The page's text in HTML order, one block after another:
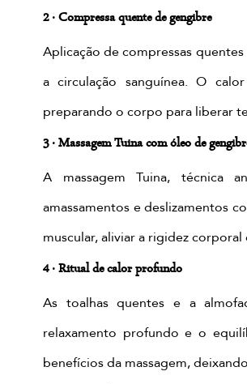
2 · Compressa quente de gengibre
Aplicação de compressas
a circulação sanguínea. O
preparando o corpo para liberar
3 · Massagem Tuina com óleo de
A massagem Tuina, técnica
amassamentos e deslizamentos
muscular, aliviar a rigidez
4 · Ritual de calor profundo
As toalhas quentes e a
relaxamento profundo e o
benefícios da massagem,